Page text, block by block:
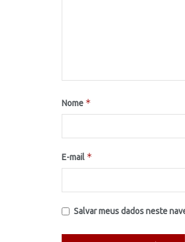
Nome *
E-mail *
Salvar meus dados neste